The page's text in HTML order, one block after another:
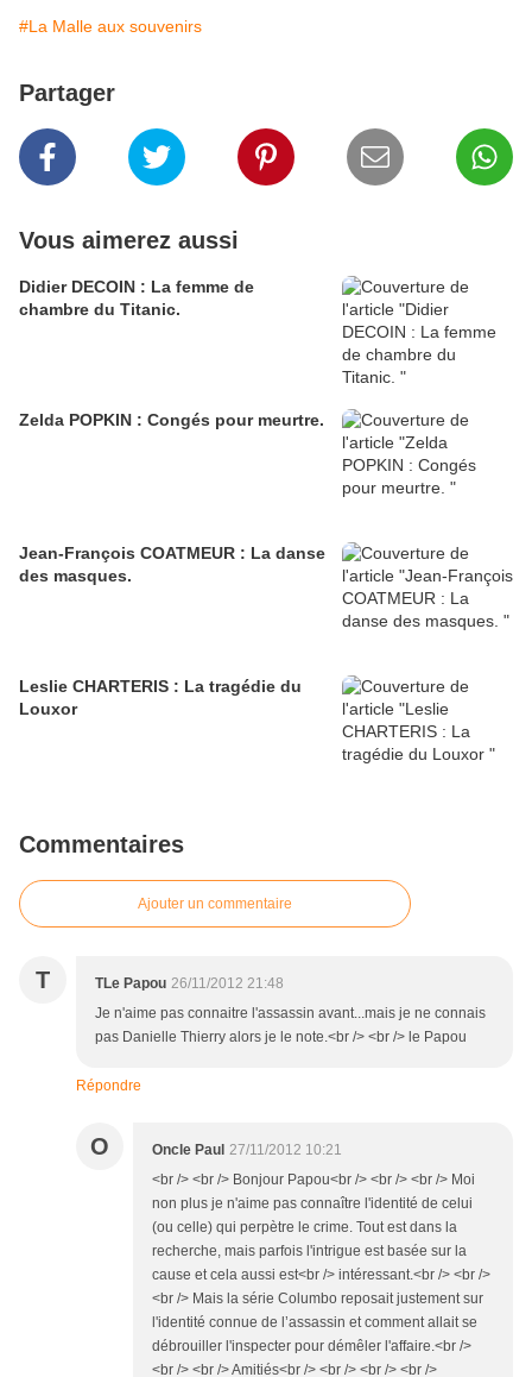
#La Malle aux souvenirs
Partager
Vous aimerez aussi
Didier DECOIN : La femme de
chambre du Titanic.
Zelda POPKIN : Congés pour meurtre.
Jean-François COATMEUR : La danse
des masques.
Leslie CHARTERIS : La tragédie du
Louxor
Commentaires
Ajouter un commentaire
T TLe Papou 26/11/2012 21:48
Je n'aime pas connaitre l'assassin avant...mais je ne connais
pas Danielle Thierry alors je le note.<br /> <br /> le Papou
Répondre
O Oncle Paul 27/11/2012 10:21
<br /> <br /> Bonjour Papou<br /> <br /> <br /> Moi
non plus je n'aime pas connaître l'identité de celui
(ou celle) qui perpètre le crime. Tout est dans la
recherche, mais parfois l'intrigue est basée sur la
cause et cela aussi est<br /> intéressant.<br /> <br />
<br /> Mais la série Columbo reposait justement sur
l'identité connue de l’assassin et comment allait se
débrouiller l'inspecter pour démêler l'affaire.<br />
<br /> <br /> Amitiés<br /> <br /> <br /> <br />